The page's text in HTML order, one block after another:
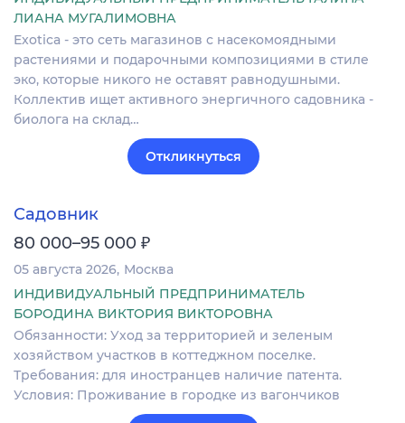
ЛИАНА МУГАЛИМОВНА
Exotica - это сеть магазинов с насекомоядными
растениями и подарочными композициями в стиле
эко, которые никого не оставят равнодушными.
Коллектив ищет активного энергичного садовника -
биолога на склад…
Откликнуться
Садовник
80 000–95 000 ₽
05 августа 2026 Москва
ИНДИВИДУАЛЬНЫЙ ПРЕДПРИНИМАТЕЛЬ
БОРОДИНА ВИКТОРИЯ ВИКТОРОВНА
Обязанности: Уход за территорией и зеленым
хозяйством участков в коттеджном поселке.
Требования: для иностранцев наличие патента.
Условия: Проживание в городке из вагончиков